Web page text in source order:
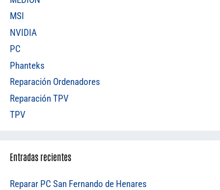
MSI
NVIDIA
PC
Phanteks
Reparación Ordenadores
Reparación TPV
TPV
Entradas recientes
Reparar PC San Fernando de Henares